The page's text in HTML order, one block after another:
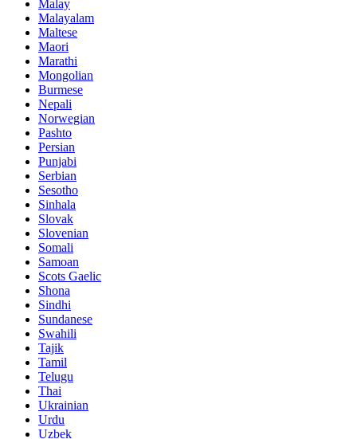
Malay
Malayalam
Maltese
Maori
Marathi
Mongolian
Burmese
Nepali
Norwegian
Pashto
Persian
Punjabi
Serbian
Sesotho
Sinhala
Slovak
Slovenian
Somali
Samoan
Scots Gaelic
Shona
Sindhi
Sundanese
Swahili
Tajik
Tamil
Telugu
Thai
Ukrainian
Urdu
Uzbek